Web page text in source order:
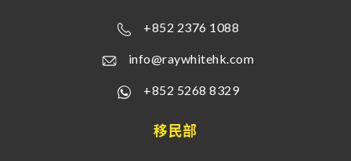
+852 2376 1088
info@raywhitehk.com
+852 5268 8329
移民部